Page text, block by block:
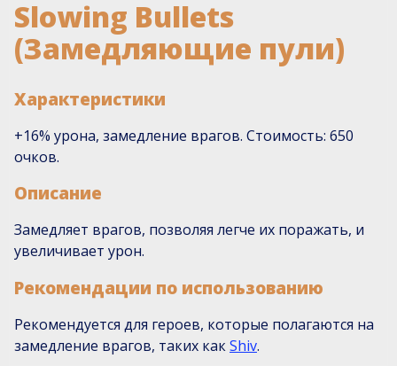
Slowing Bullets
(Замедляющие пули)
Характеристики
+16% урона, замедление врагов. Стоимость: 650
очков.
Описание
Замедляет врагов, позволяя легче их поражать, и
увеличивает урон.
Рекомендации по использованию
Рекомендуется для героев, которые полагаются на
замедление врагов, таких какShiv.